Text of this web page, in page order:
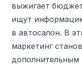
выжигает
ищут
в автосалон. В
маркетинг
дополнительным